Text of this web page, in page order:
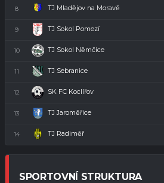
8 TJ Mladějov na Moravě
9 TJ Sokol Pomezí
10 TJ Sokol Němčice
11 TJ Sebranice
12 SK FC Koclířov
13 TJ Jaroměřice
14 TJ Radiměř
SPORTOVNÍ STRUKTURA